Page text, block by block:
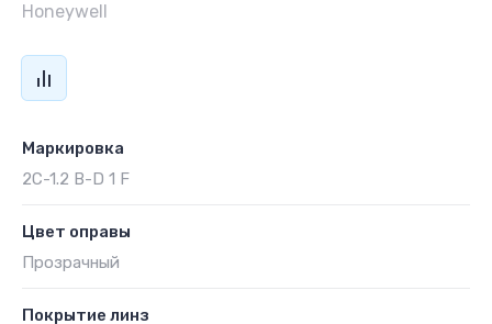
Honeywell
Маркировка
2C-1.2 B-D 1 F
Цвет оправы
Прозрачный
Покрытие линз